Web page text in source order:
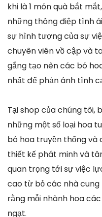
khi là 1 món quà bắt
những thông điệp tình
sự hình tượng của sự
chuyên viên vồ cập và
gắng tạo nên các bó
nhất để phản ánh tình
Tại shop của chúng tôi,
những một số loại hoa
bó hoa truyền thống và
thiết kế phát minh và
quan trọng tới sự việc
cao từ bỏ các nhà
rằng mỗi nhành hoa
ngạt.